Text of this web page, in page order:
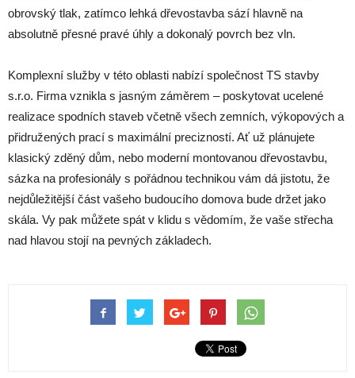
obrovský tlak, zatímco lehká dřevostavba sází hlavně na
absolutně přesné pravé úhly a dokonalý povrch bez vln.
Komplexní služby v této oblasti nabízí společnost TS stavby
s.r.o. Firma vznikla s jasným záměrem – poskytovat ucelené
realizace spodních staveb včetně všech zemních, výkopových a
přidružených prací s maximální precizností. Ať už plánujete
klasický zděný dům, nebo moderní montovanou dřevostavbu,
sázka na profesionály s pořádnou technikou vám dá jistotu, že
nejdůležitější část vašeho budoucího domova bude držet jako
skála. Vy pak můžete spát v klidu s vědomím, že vaše střecha
nad hlavou stojí na pevných základech.